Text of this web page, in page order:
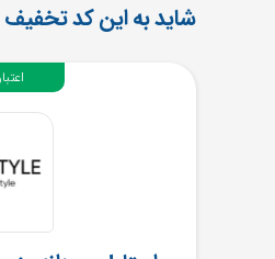
شاید به این کد تخفیف